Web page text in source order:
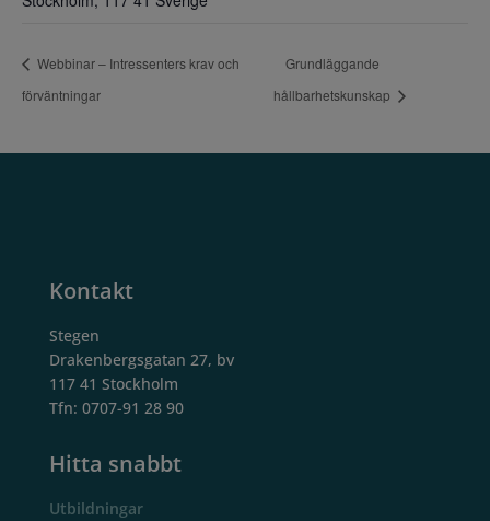
Webbinar – Intressenters krav och
förväntningar
Grundläggande
hållbarhetskunskap
Kontakt
Stegen
Drakenbergsgatan 27, bv
117 41 Stockholm
Tfn: 0707-91 28 90
Hitta snabbt
Utbildningar